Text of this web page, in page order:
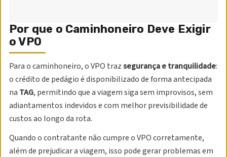
Por que o Caminhoneiro Deve Exigir
o VPO
Para o caminhoneiro, o VPO trazsegurança e tranquilidade:
o crédito de pedágio é disponibilizado de forma antecipada
na TAG, permitindo que a viagem siga sem improvisos, sem
adiantamentos indevidos e com melhor previsibilidade de
custos ao longo da rota.
Quando o contratante não cumpre o VPO corretamente,
além de prejudicar a viagem, isso pode gerar problemas em